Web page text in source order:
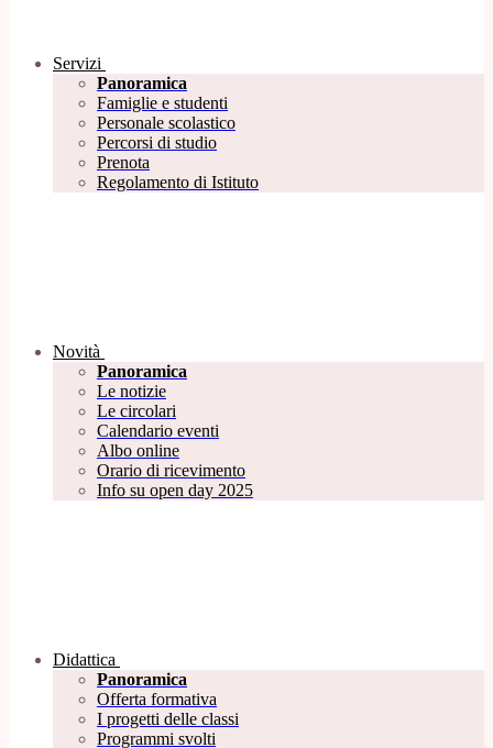
Servizi
Panoramica
Famiglie e studenti
Personale scolastico
Percorsi di studio
Prenota
Regolamento di Istituto
Novità
Panoramica
Le notizie
Le circolari
Calendario eventi
Albo online
Orario di ricevimento
Info su open day 2025
Didattica
Panoramica
Offerta formativa
I progetti delle classi
Programmi svolti